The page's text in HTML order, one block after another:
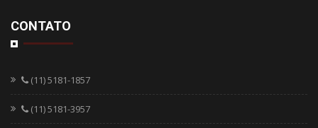
CONTATO
(11) 5181-1857
(11) 5181-3957